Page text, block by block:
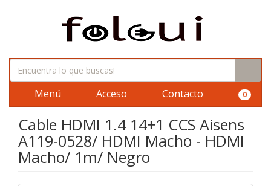
Menú Acceso Contacto 0
Cable HDMI 1.4 14+1 CCS Aisens
A119-0528/ HDMI Macho - HDMI
Macho/ 1m/ Negro